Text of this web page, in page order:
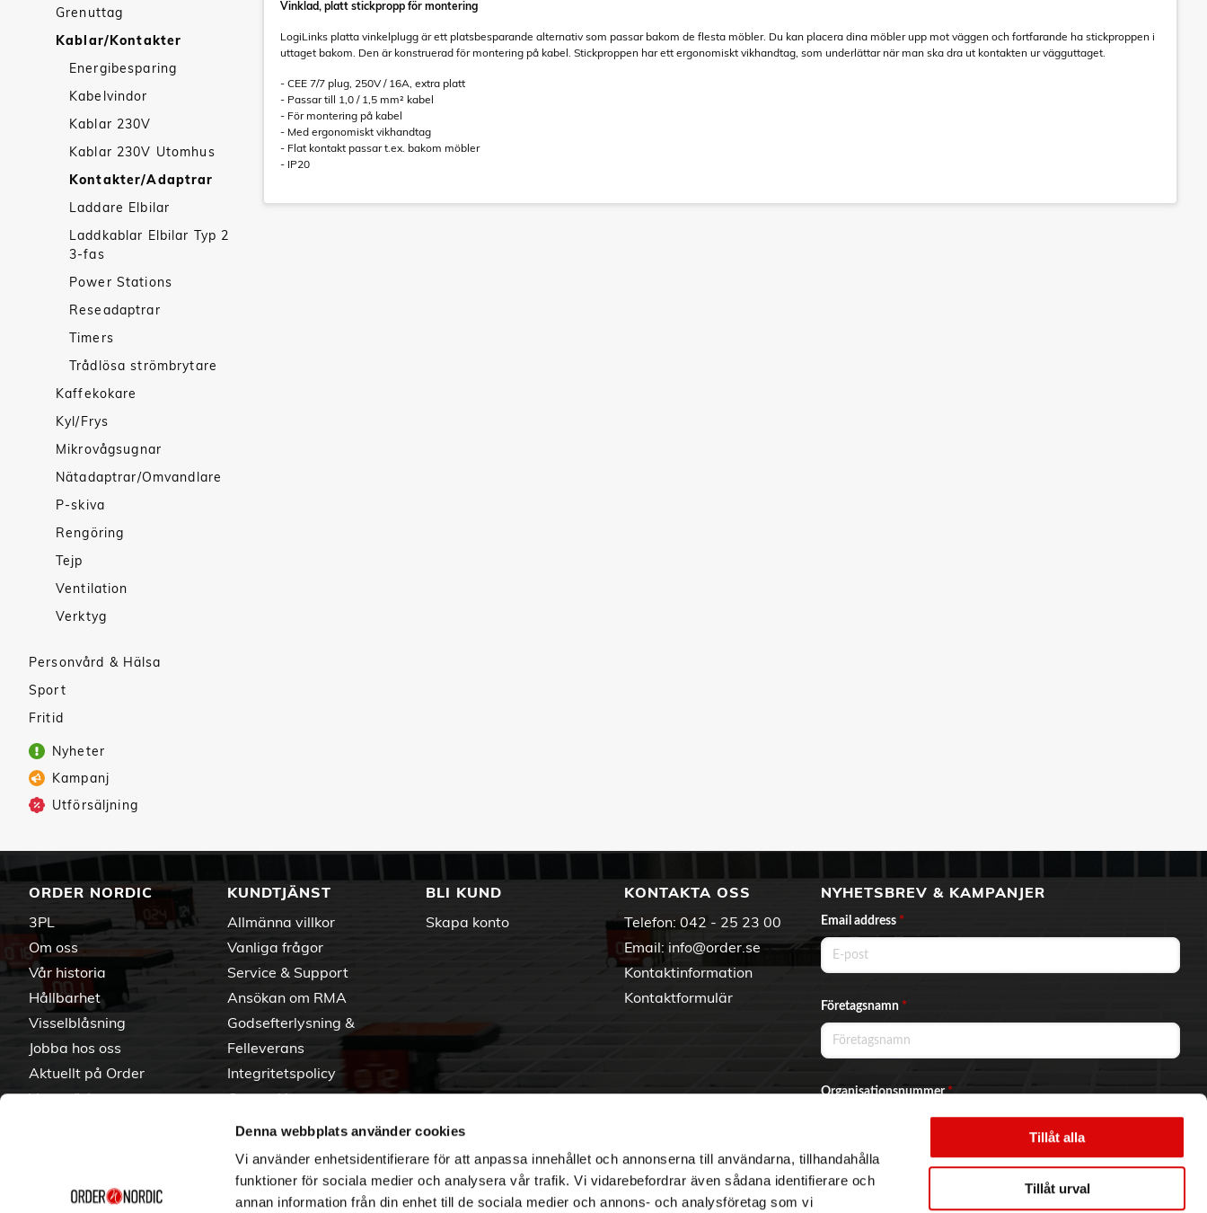
Denna webbplats använder cookies
Vi använder enhetsidentifierare för att anpassa innehållet och annonserna till användarna, tillhandahålla
funktioner för sociala medier och analysera vår trafik. Vi vidarebefordrar även sådana identifierare och
annan information från din enhet till de sociala medier och annons- och analysföretag som vi
Tillåt alla
Tillåt urval
Grenuttag
Kablar/Kontakter
Energibesparing
Kabelvindor
Kablar 230V
Kablar 230V Utomhus
Kontakter/Adaptrar
Laddare Elbilar
Laddkablar Elbilar Typ 2
3-fas
Power Stations
Reseadaptrar
Timers
Trådlösa strömbrytare
Kaffekokare
Kyl/Frys
Mikrovågsugnar
Nätadaptrar/Omvandlare
P-skiva
Rengöring
Tejp
Ventilation
Verktyg
Personvård & Hälsa
Sport
Fritid
Nyheter
Kampanj
Utförsäljning
Vinklad, platt stickpropp för montering
LogiLinks platta vinkelplugg är ett platsbesparande alternativ som passar bakom de flesta möbler. Du kan placera dina möbler upp mot väggen och fortfarande ha stickproppen i
uttaget bakom. Den är konstruerad för montering på kabel. Stickproppen har ett ergonomiskt vikhandtag, som underlättar när man ska dra ut kontakten ur vägguttaget.
- CEE 7/7 plug, 250V / 16A, extra platt
- Passar till 1,0 / 1,5 mm² kabel
- För montering på kabel
- Med ergonomiskt vikhandtag
- Flat kontakt passar t.ex. bakom möbler
- IP20
ORDER NORDIC
3PL
Om oss
Vår historia
Hållbarhet
Visselblåsning
Jobba hos oss
Aktuellt på Order
Varumärken
KUNDTJÄNST
Allmänna villkor
Vanliga frågor
Service & Support
Ansökan om RMA
Godsefterlysning &
Felleverans
Integritetspolicy
Om cookies
BLI KUND
Skapa konto
KONTAKTA OSS
Telefon: 042 - 25 23 00
Email: info@order.se
Kontaktinformation
Kontaktformulär
NYHETSBREV & KAMPANJER
Email address *
Företagsnamn *
Organisationsnummer*
Ja, jag vill prenumerera på nyhetsbrevet.